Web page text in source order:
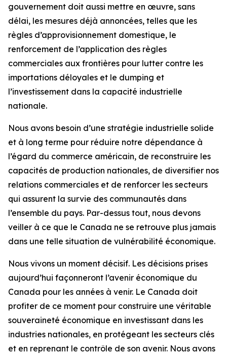
gouvernement doit aussi mettre en œuvre, sans
délai, les mesures déjà annoncées, telles que les
règles d’approvisionnement domestique, le
renforcement de l’application des règles
commerciales aux frontières pour lutter contre les
importations déloyales et le dumping et
l’investissement dans la capacité industrielle
nationale.
Nous avons besoin d’une stratégie industrielle solide
et à long terme pour réduire notre dépendance à
l’égard du commerce américain, de reconstruire les
capacités de production nationales, de diversifier nos
relations commerciales et de renforcer les secteurs
qui assurent la survie des communautés dans
l’ensemble du pays. Par-dessus tout, nous devons
veiller à ce que le Canada ne se retrouve plus jamais
dans une telle situation de vulnérabilité économique.
Nous vivons un moment décisif. Les décisions prises
aujourd’hui façonneront l’avenir économique du
Canada pour les années à venir. Le Canada doit
profiter de ce moment pour construire une véritable
souveraineté économique en investissant dans les
industries nationales, en protégeant les secteurs clés
et en reprenant le contrôle de son avenir. Nous avons